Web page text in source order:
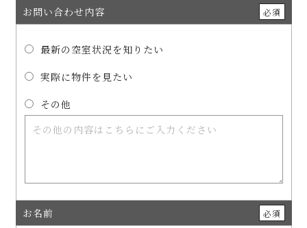
お問い合わせ内容 必須
最新の空室状況を知りたい
実際に物件を見たい
その他
お名前 必須